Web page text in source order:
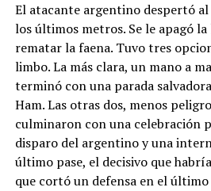
El atacante argentino despertó
los últimos metros. Se le apagó la
rematar la faena. Tuvo tres
limbo. La más clara, un mano a
terminó con una parada
Ham. Las otras dos, menos
culminaron con una celebración
disparo del argentino y una
último pase, el decisivo que
que cortó un defensa en el